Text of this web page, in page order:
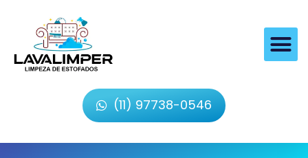
(11) 97738-0546